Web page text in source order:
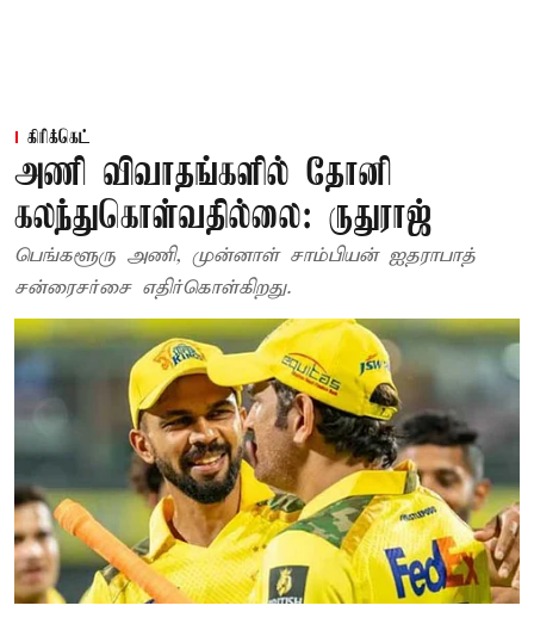
கிரிக்கெட்
அணி விவாதங்களில் தோனி
கலந்துகொள்வதில்லை: ருதுராஜ்
பெங்களூரு அணி, முன்னாள் சாம்பியன் ஐதராபாத்
சன்ரைசர்சை எதிர்கொள்கிறது.